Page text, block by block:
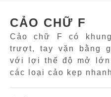
CẢO CHỮ F
Cảo chữ F có
trượt, tay vặn bằng
với lợi thế độ mở lớn
các loại cảo kẹp nhanh